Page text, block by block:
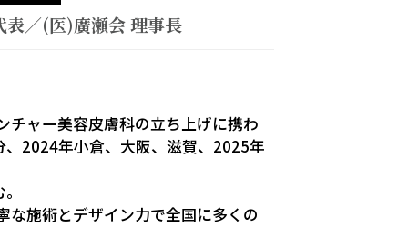
表／(医)廣瀬会 理事長
チャー美容皮膚科の立ち上げに携わ
2024年小倉、大阪、滋賀、2025年
な施術とデザイン力で全国に多くの